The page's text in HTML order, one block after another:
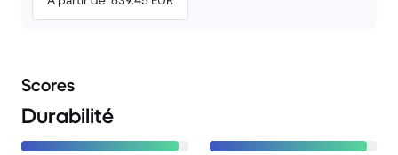
Scores
Durabilité